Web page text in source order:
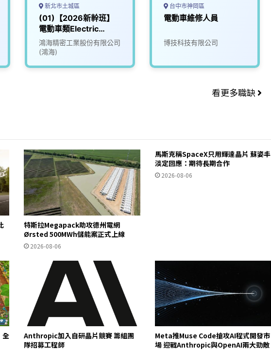
新北市土城區
(01)【2026新幹班】
電動車類Electric
Vehicle (EV)
鴻海精密工業股份有限公司
(鴻海)
台中市神岡區
電動車維修人員
博技科技有限公司
看更多職缺
特斯拉Megapack助攻德州電網
Ørsted 500MWh儲能案正式上線
2026-08-06
馬斯克稱SpaceX只用輝達晶片 蘇姿丰
淡定回應：期待長期合作
2026-08-06
全
Anthropic加入自研晶片競賽 籌組團
隊招募工程師
Meta推Muse Code搶攻AI程式開發市
場 迎戰Anthropic與OpenAI兩大勁敵